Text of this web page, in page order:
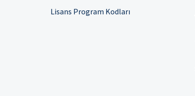
Lisans Program Kodları